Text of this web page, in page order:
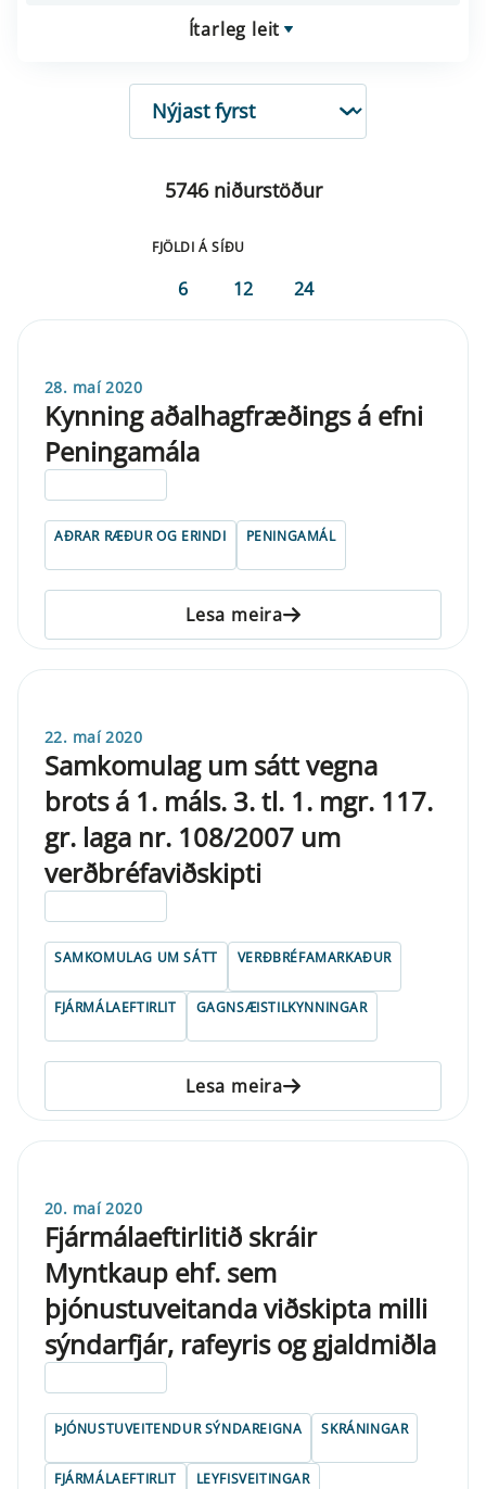
Ítarleg leit
RÖÐUN
5746 niðurstöður
FJÖLDI Á SÍÐU
6 12 24
28. maí 2020
Kynning aðalhagfræðings á efni
Peningamála
AÐRAR RÆÐUR OG ERINDI PENINGAMÁL
Lesa meira
22. maí 2020
Samkomulag um sátt vegna
brots á 1. máls. 3. tl. 1. mgr. 117.
gr. laga nr. 108/2007 um
verðbréfaviðskipti
SAMKOMULAG UM SÁTT VERÐBRÉFAMARKAÐUR
FJÁRMÁLAEFTIRLIT GAGNSÆISTILKYNNINGAR
Lesa meira
20. maí 2020
Fjármálaeftirlitið skráir
Myntkaup ehf. sem
þjónustuveitanda viðskipta milli
sýndarfjár, rafeyris og gjaldmiðla
ÞJÓNUSTUVEITENDUR SÝNDAREIGNA SKRÁNINGAR
FJÁRMÁLAEFTIRLIT LEYFISVEITINGAR